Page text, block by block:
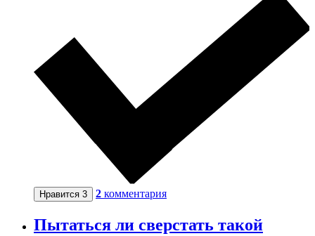
Нравится 3 2 комментария
Пытаться ли сверстать такой